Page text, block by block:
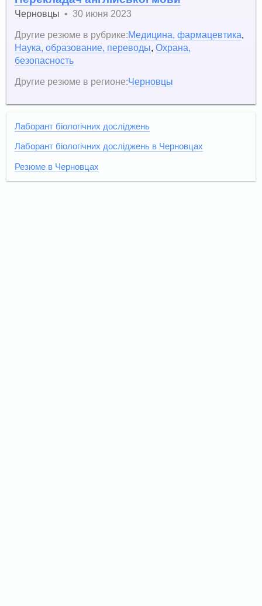
Черновцы •30 июня 2023
Другие резюме в рубрике:Медицина, фармацевтика
Наука, образование, переводы ,Охрана,
безопасность
Другие резюме в регионе:Черновцы
Лаборант біологічних досліджень
Лаборант біологічних досліджень в Черновцах
Резюме в Черновцах